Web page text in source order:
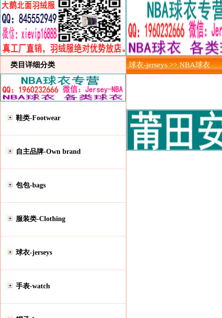
类目详细分类
鞋类-Footwear
自主品牌-Own brand
包包-bags
服装类-Clothing
球衣-jerseys
手表-watch
球衣-jerseys >> NBA球衣